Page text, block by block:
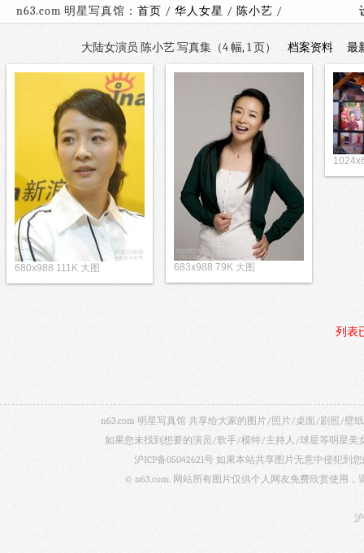
n63.com 明星写真馆： 首页 / 华人女星 / 陈小艺 /
大陆女演员 陈小艺 写真集（4 幅, 1 页） 档案资料 最
680x988 111K 大图 683x988 79K 大图
列表
n63.com 明星写真馆 共享给大家的图片/照片/桌面/剧照/壁
如果您未找到想要的演员/歌手/模特/主持人/球星等明星美
沪ICP备05042621号 如果本站共享图片无意中侵犯到
© n63.com. 网站所有图片仅供个人网友免费欣赏使用